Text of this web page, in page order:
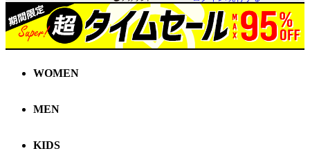
WOMEN
MEN
KIDS